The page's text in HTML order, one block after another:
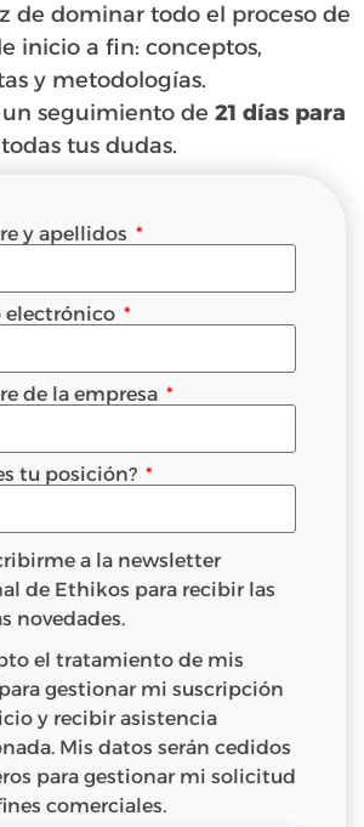
de dominar todo el proceso de
inicio a fin: conceptos,
y metodologías.
seguimiento de 21 días para
todas tus dudas.
y apellidos
electrónico
de la empresa
tu posición?
a la newsletter
de Ethikos para recibir las
novedades.
el tratamiento de mis
gestionar mi suscripción
y recibir asistencia
Mis datos serán cedidos
para gestionar mi solicitud
comerciales.